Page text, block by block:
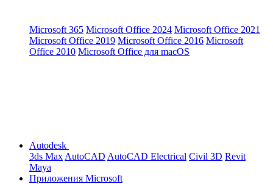
Microsoft 365 Microsoft Office 2024 Microsoft Office 2021
Microsoft Office 2019 Microsoft Office 2016 Microsoft
Office 2010 Microsoft Office для macOS
Autodesk
3ds Max AutoCAD AutoCAD Electrical Civil 3D Revit
Maya
Приложения Microsoft